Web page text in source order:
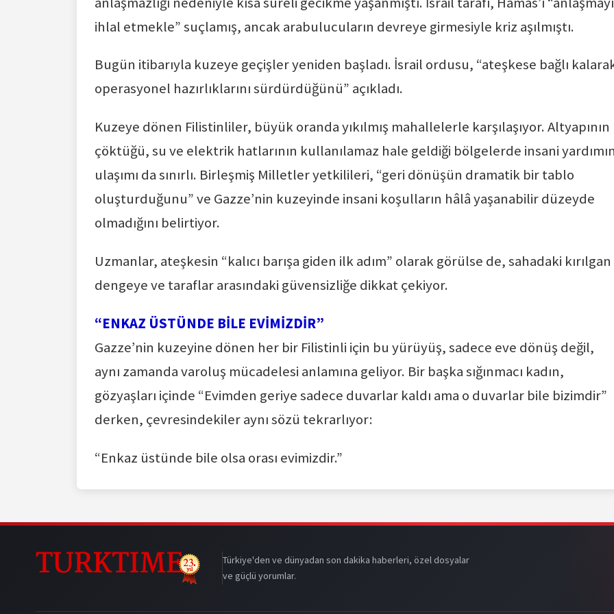
ihlal etmekle” suçlamış, ancak arabulucuların devreye girmesiyle kriz aşılmıştı.
Bugün itibarıyla kuzeye geçişler yeniden başladı. İsrail ordusu, “ateşkese bağlı
operasyonel hazırlıklarını sürdürdüğünü” açıkladı.
Kuzeye dönen Filistinliler, büyük oranda yıkılmış mahallelerle karşılaşıyor. Altyapının
çöktüğü, su ve elektrik hatlarının kullanılamaz hale geldiği bölgelerde insani
ulaşımı da sınırlı. Birleşmiş Milletler yetkilileri, “geri dönüşün dramatik bir tablo
oluşturduğunu” ve Gazze’nin kuzeyinde insani koşulların hâlâ yaşanabilir düzeyde
olmadığını belirtiyor.
Uzmanlar, ateşkesin “kalıcı barışa giden ilk adım” olarak görülse de, sahadaki kırılgan
dengeye ve taraflar arasındaki güvensizliğe dikkat çekiyor.
“ENKAZ ÜSTÜNDE BİLE EVİMİZDİR”
Gazze’nin kuzeyine dönen her bir Filistinli için bu yürüyüş, sadece eve dönüş değil,
aynı zamanda varoluş mücadelesi anlamına geliyor. Bir başka sığınmacı kadın,
gözyaşları içinde “Evimden geriye sadece duvarlar kaldı ama o duvarlar bile bizimdir”
derken, çevresindekiler aynı sözü tekrarlıyor:
“Enkaz üstünde bile olsa orası evimizdir.”
Türkiye'den ve dünyadan son dakika haberleri, özel dosyalar
ve güçlü yorumlar.